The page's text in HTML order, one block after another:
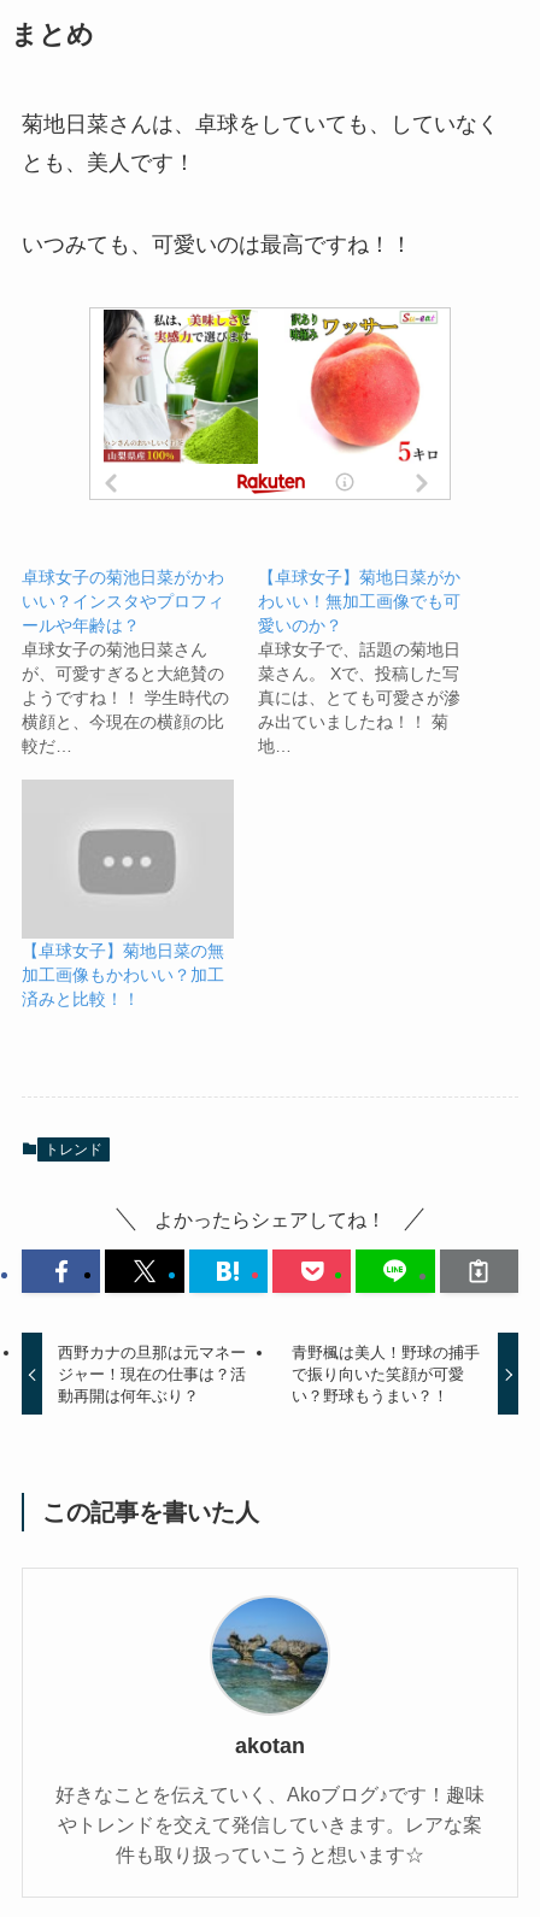
まとめ
菊地日菜さんは、卓球をしていても、していなく
とも、美人です！
いつみても、可愛いのは最高ですね！！
卓球女子の菊池日菜がかわ
いい？インスタやプロフィ
ールや年齢は？
卓球女子の菊池日菜さん
が、可愛すぎると大絶賛の
ようですね！！ 学生時代の
横顔と、今現在の横顔の比
較だ…
【卓球女子】菊地日菜がか
わいい！無加工画像でも可
愛いのか？
卓球女子で、話題の菊地日
菜さん。 Xで、投稿した写
真には、とても可愛さが滲
み出ていましたね！！ 菊
地…
【卓球女子】菊地日菜の無
加工画像もかわいい？加工
済みと比較！！
トレンド
よかったらシェアしてね！
西野カナの旦那は元マネー
ジャー！現在の仕事は？活
動再開は何年ぶり？
青野楓は美人！野球の捕手
で振り向いた笑顔が可愛
い？野球もうまい？！
この記事を書いた人
akotan
好きなことを伝えていく、Akoブログ♪です！趣味
やトレンドを交えて発信していきます。レアな案
件も取り扱っていこうと想います☆